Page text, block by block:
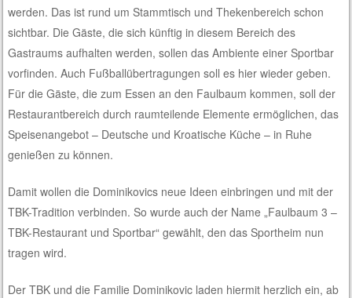
werden. Das ist rund um Stammtisch und Thekenbereich schon
sichtbar. Die Gäste, die sich künftig in diesem Bereich des
Gastraums aufhalten werden, sollen das Ambiente einer Sportbar
vorfinden. Auch Fußballübertragungen soll es hier wieder geben.
Für die Gäste, die zum Essen an den Faulbaum kommen, soll der
Restaurantbereich durch raumteilende Elemente ermöglichen, das
Speisenangebot – Deutsche und Kroatische Küche – in Ruhe
genießen zu können.
Damit wollen die Dominikovics neue Ideen einbringen und mit der
TBK-Tradition verbinden. So wurde auch der Name „Faulbaum 3 –
TBK-Restaurant und Sportbar“ gewählt, den das Sportheim nun
tragen wird.
Der TBK und die Familie Dominikovic laden hiermit herzlich ein, ab